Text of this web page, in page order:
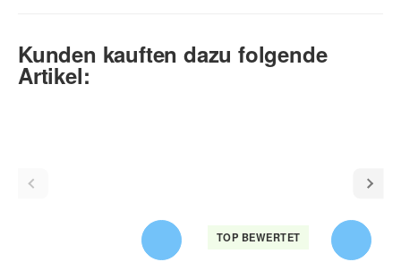
Kunden kauften dazu folgende
Artikel:
TOP BEWERTET